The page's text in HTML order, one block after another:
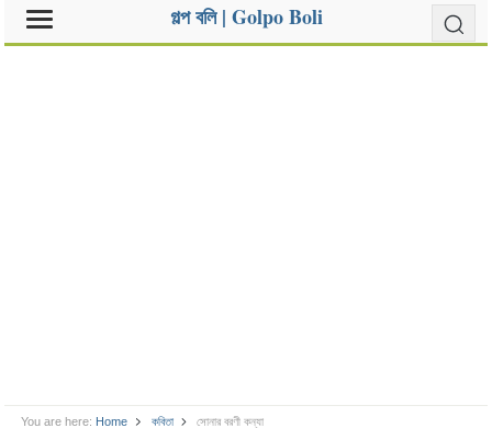
গল্প বলি | Golpo Boli
You are here: Home কবিতা সোনার বরণী কন্যা